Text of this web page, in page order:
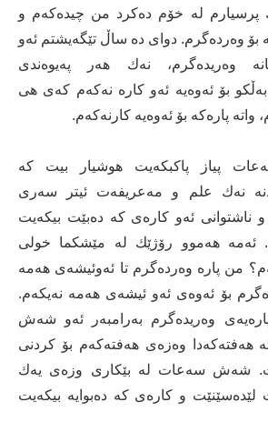
پرسیارم له‌ خۆم ده‌كرد من چیده‌كه‌م و
بۆ وه‌رده‌گرم. دوای ده‌ ساڵ تێگه‌یشتم ئه‌و
وه‌ریده‌گرم، نه‌ك هه‌ر په‌یوه‌ندی
به‌ڵكو بۆ ئه‌وه‌یه‌ ئه‌و كاره‌ نه‌كه‌م كه‌ی هی
واته‌ پاره‌كه‌ بۆ ئه‌وه‌یه‌ كارنه‌كه‌م‌.
پیاز پاكبكه‌یت هوشیار بیت كه‌
نه‌ك علم و مه‌عریفه‌ت ئیتر سه‌ری
ناشتوانی ئه‌و كاره‌ی كه‌ ده‌بێت بیكه‌یت
ئه‌مه‌ هه‌موو رۆژێك له‌ مێشكما خولی
من پاره‌ وه‌رده‌گرم تا ئه‌وئیشه‌ی هه‌مه‌
بۆ ئه‌وه‌ی ئه‌و ئیشه‌ی هه‌مه‌ نه‌یكه‌م.
وه‌ریده‌گرم به‌رامبه‌ر ئه‌و شه‌ش
هه‌فته‌كه‌دا وه‌زه‌ی هه‌فته‌كه‌م بۆ كردنی
شه‌ش سه‌عات له‌ بێكاری وزه‌ی یه‌ك
لێده‌سێنێت و كاره‌ی كه‌ ده‌بوایه‌ بیكه‌یت